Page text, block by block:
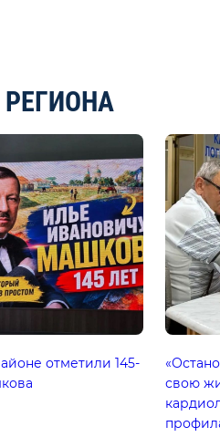
отметили 145-
свою